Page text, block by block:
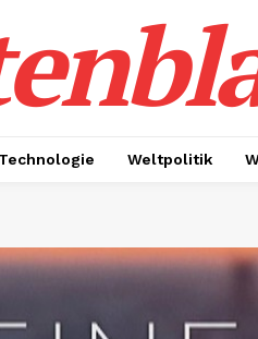
Technologie Weltpolitik